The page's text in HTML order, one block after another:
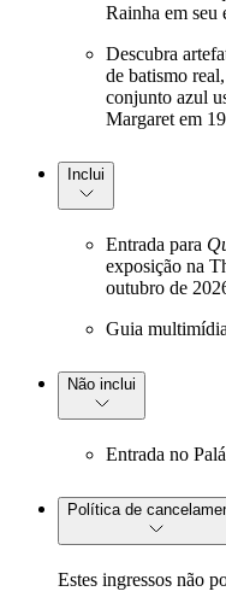
Rainha em seu
Descubra
de batismo
conjunto azul
Margaret em
Inclui
Entrada para
exposição na
outubro de
Guia
Não inclui
Entrada no
Política de
Estes ingressos não